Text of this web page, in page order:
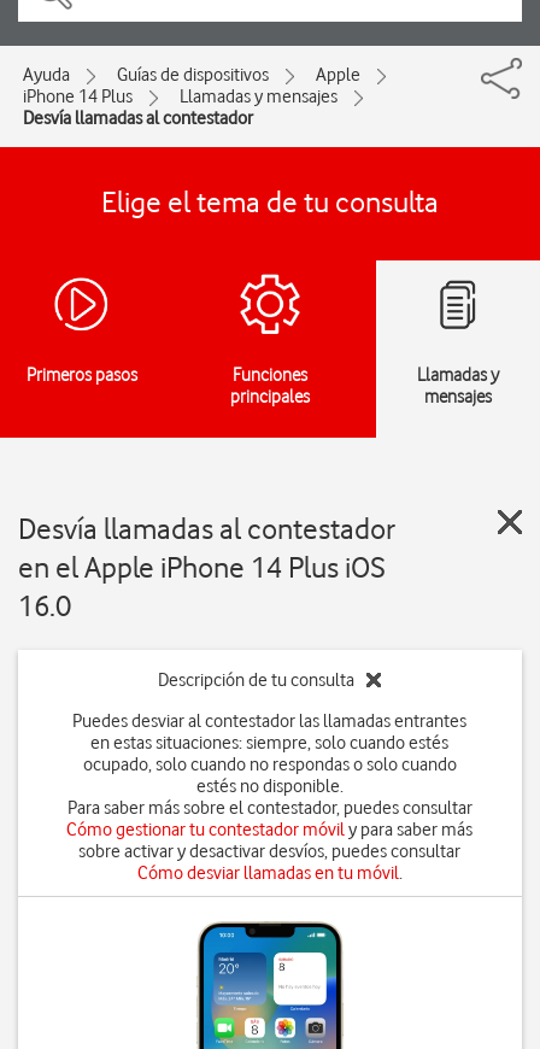
Ayuda Guías de dispositivos
Apple
iPhone 14 Plus
Llamadas y mensajes
Desvía llamadas al contestador
Elige el tema de tu consulta
Primeros pasos
Funciones
principales
Llamadas y
mensajes
Desvía llamadas al contestador
en el Apple iPhone 14 Plus iOS
16.0
Descripción de tu consulta
Puedes desviar al contestador las llamadas entrantes
en estas situaciones: siempre, solo cuando estés
ocupado, solo cuando no respondas o solo cuando
estés no disponible.
Para saber más sobre el contestador, puedes consultar
Cómo gestionar tu contestador móvily para saber más
sobre activar y desactivar desvíos, puedes consultar
Cómo desviar llamadas en tu móvil.